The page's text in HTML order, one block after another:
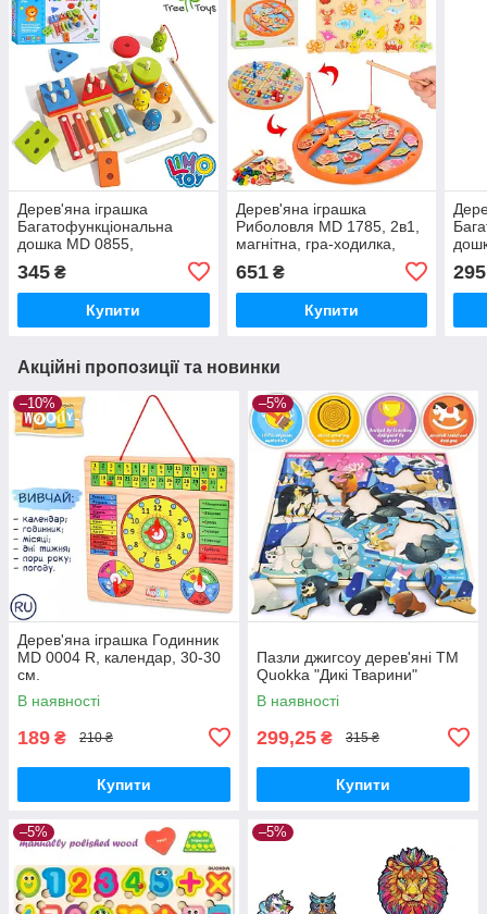
Дерев'яна іграшка
Багатофункціональна
дошка MD 0855,
риболовля (магнітна)
345 ₴
Купити
Дерев'яна іграшка
Риболовля MD 1785, 2в1,
магнітна, гра-ходилка,
651₴
Купити
295
Акційні пропозиції та новинки
–10%
Дерев'яна іграшка Годинник
MD 0004 R, календар, 30-30
см.
В наявності
189 ₴ 210 ₴
Купити
–5%
Пазли джигсоу дерев'яні ТМ
Quokkа "Дикі Тварини"
В наявності
299,25 ₴ 315 ₴
Купити
–5% –5%